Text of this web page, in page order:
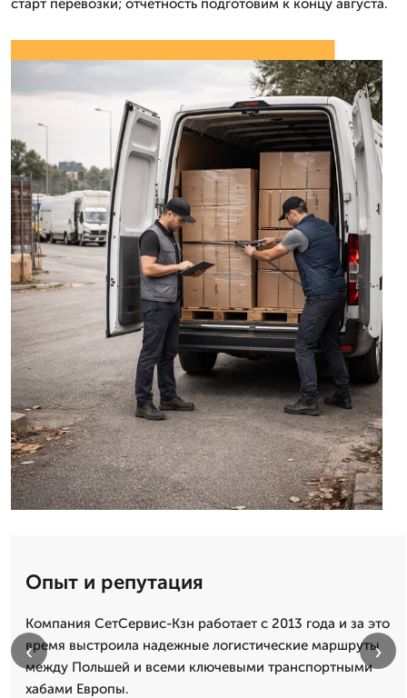
старт перевозки; отчетность подготовим к концу августа.
Опыт и репутация
Компания СетСервис-Кзн работает с 2013 года и за это
время выстроила надежные логистические маршруты
между Польшей и всеми ключевыми транспортными
хабами Европы.
‹ ›